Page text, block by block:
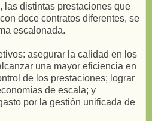
las distintas prestaciones que
doce contratos diferentes, se
escalonada.
asegurar la calidad en los
una mayor eficiencia en
de los prestaciones; lograr
de escala; y
por la gestión unificada de